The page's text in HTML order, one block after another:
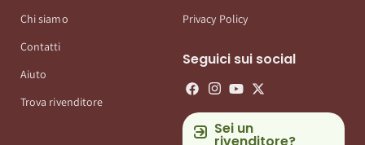
Chi siamo
Contatti
Aiuto
Trova rivenditore
Privacy Policy
Seguici sui social
Sei un